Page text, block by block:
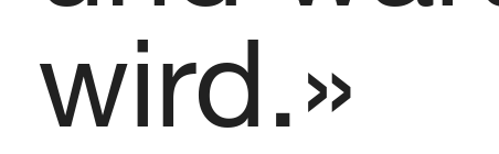
wird.»